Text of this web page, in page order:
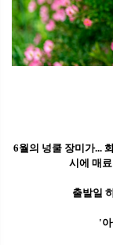
6월의 넝쿨 장미가...
시에 매
출발일
'